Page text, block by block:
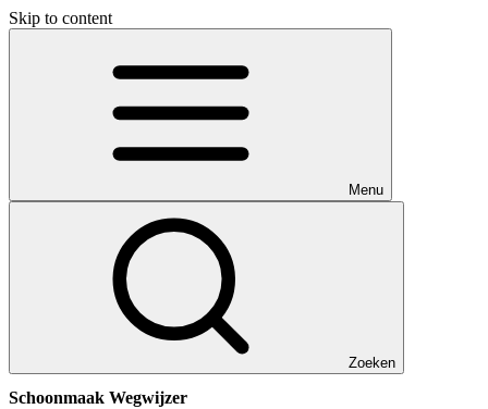
Skip to content
Menu
Zoeken
Schoonmaak Wegwijzer